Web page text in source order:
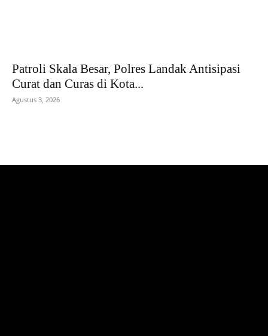
Patroli Skala Besar, Polres Landak Antisipasi
Curat dan Curas di Kota...
Agustus 3, 2026